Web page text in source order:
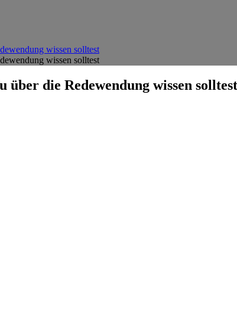
wissen solltest
wissen solltest
die Redewendung wissen solltest